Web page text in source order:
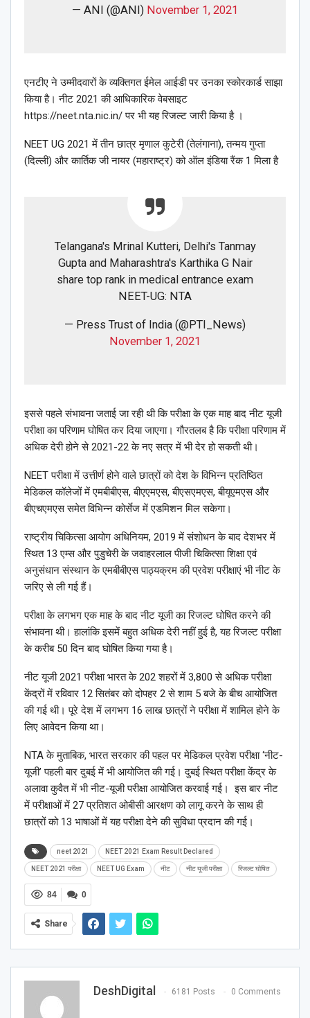
— ANI (@ANI) November 1, 2021
एनटीए ने उम्मीदवारों के व्यक्तिगत ईमेल आईडी पर उनका स्कोरकार्ड साझा
किया है। नीट 2021 की आधिकारिक वेबसाइट
https://neet.nta.nic.in/ पर भी यह रिजल्ट जारी किया है ।
NEET UG 2021 में तीन छात्र मृणाल कुटेरी (तेलंगाना), तन्मय गुप्ता
(दिल्ली) और कार्तिक जी नायर (महाराष्ट्र) को ऑल इंडिया रैंक 1 मिला है
Telangana's Mrinal Kutteri, Delhi's Tanmay
Gupta and Maharashtra's Karthika G Nair
share top rank in medical entrance exam
NEET-UG: NTA
— Press Trust of India (@PTI_News)
November 1, 2021
इससे पहले संभावना जताई जा रही थी कि परीक्षा के एक माह बाद नीट यूजी
परीक्षा का परिणाम घोषित कर दिया जाएगा। गौरतलब है कि परीक्षा परिणाम में
अधिक देरी होने से 2021-22 के नए सत्र में भी देर हो सकती थी।
NEET परीक्षा में उत्तीर्ण होने वाले छात्रों को देश के विभिन्न प्रतिष्ठित
मेडिकल कॉलेजों में एमबीबीएस, बीएएमएस, बीएसएमएस, बीयूएमएस और
बीएचएमएस समेत विभिन्न कोर्सेज में एडमिशन मिल सकेगा।
राष्ट्रीय चिकित्सा आयोग अधिनियम, 2019 में संशोधन के बाद देशभर में
स्थित 13 एम्स और पुडुचेरी के जवाहरलाल पीजी चिकित्सा शिक्षा एवं
अनुसंधान संस्थान के एमबीबीएस पाठ्यक्रम की प्रवेश परीक्षाएं भी नीट के
जरिए से ली गई हैं।
परीक्षा के लगभग एक माह के बाद नीट यूजी का रिजल्ट घोषित करने की
संभावना थी। हालांकि इसमें बहुत अधिक देरी नहीं हुई है, यह रिजल्ट परीक्षा
के करीब 50 दिन बाद घोषित किया गया है।
नीट यूजी 2021 परीक्षा भारत के 202 शहरों में 3,800 से अधिक परीक्षा
केंद्रों में रविवार 12 सितंबर को दोपहर 2 से शाम 5 बजे के बीच आयोजित
की गई थी। पूरे देश में लगभग 16 लाख छात्रों ने परीक्षा में शामिल होने के
लिए आवेदन किया था।
NTA के मुताबिक, भारत सरकार की पहल पर मेडिकल प्रवेश परीक्षा ‘नीट-
यूजी’ पहली बार दुबई में भी आयोजित की गई। दुबई स्थित परीक्षा केंद्र के
अलावा कुवैत में भी नीट-यूजी परीक्षा आयोजित करवाई गई। इस बार नीट
में परीक्षाओं में 27 प्रतिशत ओबीसी आरक्षण को लागू करने के साथ ही
छात्रों को 13 भाषाओं में यह परीक्षा देने की सुविधा प्रदान की गई।
neet 2021 NEET 2021 Exam Result Declared
NEET 2021 परीक्षा NEET UG Exam नीट नीट यूजी परीक्षा रिजल्ट घोषित
0
84
Share
DeshDigital 6181 Posts 0 Comments